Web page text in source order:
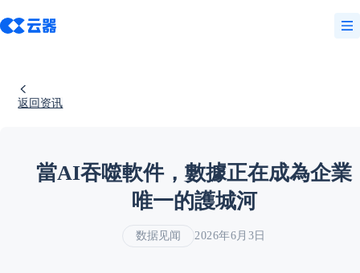
返回资讯
當AI吞噬軟件，數據正在成為企業
唯一的護城河
数据见闻 2026年6月3日